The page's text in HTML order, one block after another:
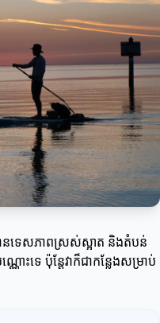
ានទេសភាពស្រស់ស្អាត និងតំបន់
ោះទេ ប៉ុន្តែវាក៏ជាកន្លែងសម្រាប់